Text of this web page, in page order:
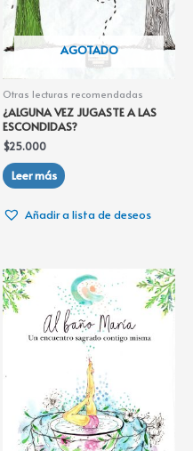
AGOTADO
Otras lecturas recomendadas
¿ALGUNA VEZ JUGASTE A LAS
ESCONDIDAS?
$25.000
Leer más
Añadir a lista de deseos